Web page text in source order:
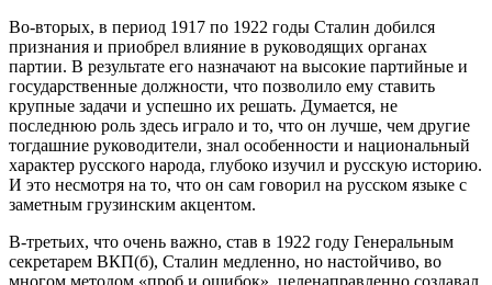
Во-вторых, в период 1917 по 1922 годы Сталин добился
признания и приобрел влияние в руководящих органах
партии. В результате его назначают на высокие партийные и
государственные должности, что позволило ему ставить
крупные задачи и успешно их решать. Думается, не
последнюю роль здесь играло и то, что он лучше, чем другие
тогдашние руководители, знал особенности и национальный
характер русского народа, глубоко изучил и русскую историю.
И это несмотря на то, что он сам говорил на русском языке с
заметным грузинским акцентом.
В-третьих, что очень важно, став в 1922 году Генеральным
секретарем ВКП(б), Сталин медленно, но настойчиво, во
многом методом «проб и ошибок», целенаправленно создавал